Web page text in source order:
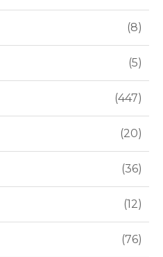
8
5
447
20
36
12
76